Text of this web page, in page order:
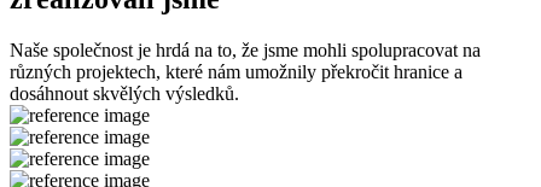
Naše společnost je hrdá na to, že jsme mohli spolupracovat na
různých projektech, které nám umožnily překročit hranice a
dosáhnout skvělých výsledků.